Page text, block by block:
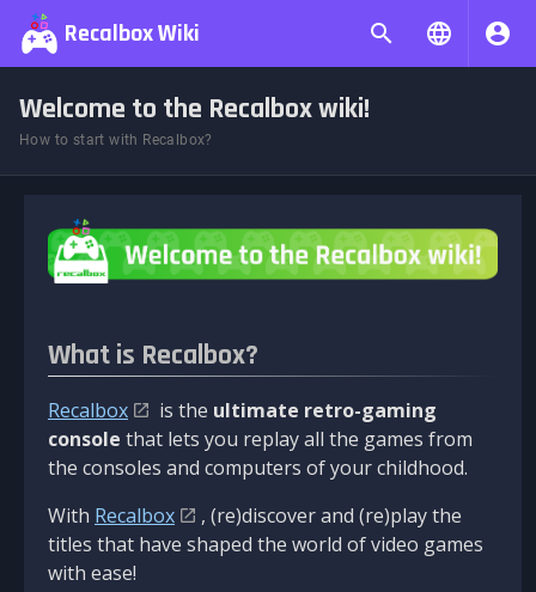
Recalbox Wiki
Welcome to the Recalbox wiki!
How to start with Recalbox?
What is Recalbox?
Recalbox is the ultimate retro-gaming
console that lets you replay all the games from
the consoles and computers of your childhood.
With Recalbox
, (re)discover and (re)play the
titles that have shaped the world of video games
with ease!